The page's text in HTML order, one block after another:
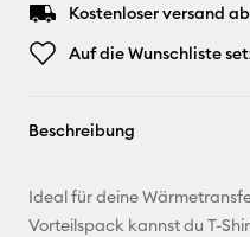
Kostenloser versand
Auf die Wunschliste
Beschreibung
Ideal für deine
Vorteilspack kannst du T-